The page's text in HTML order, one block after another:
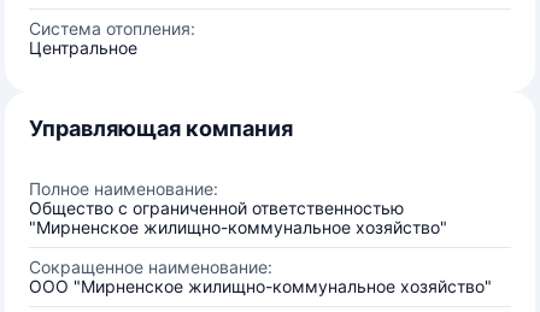
Система отопления:
Центральное
Управляющая компания
Полное наименование:
Общество с ограниченной ответственностью
"Мирненское жилищно-коммунальное хозяйство"
Сокращенное наименование:
ООО "Мирненское жилищно-коммунальное хозяйство"